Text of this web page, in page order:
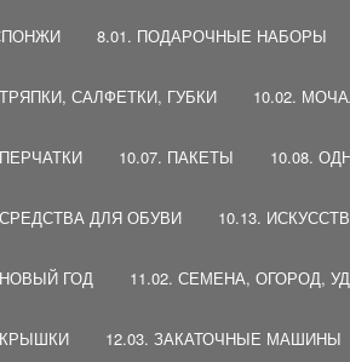
8.01. ПОДАРОЧНЫЕ НАБОРЫ
ТРЯПКИ, САЛФЕТКИ, ГУБКИ 10.02.
ПЕРЧАТКИ 10.07. ПАКЕТЫ 10.08.
СРЕДСТВА ДЛЯ ОБУВИ 10.13.
НОВЫЙ ГОД 11.02. СЕМЕНА, ОГОРОД,
КРЫШКИ 12.03. ЗАКАТОЧНЫЕ МАШИНЫ